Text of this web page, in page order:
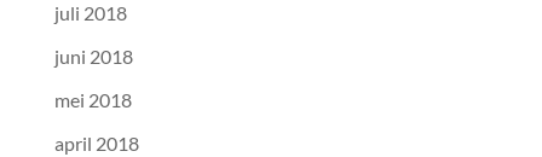
juli 2018
juni 2018
mei 2018
april 2018